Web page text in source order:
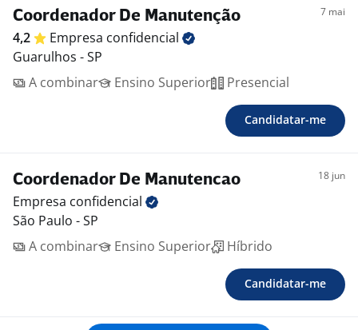
Coordenador De Manutenção 7 mai
4,2 Empresa confidencial
Guarulhos - SP
A combinar
Ensino Superior Presencial
Candidatar-me
Coordenador De Manutencao 18 jun
Empresa confidencial
São Paulo - SP
A combinar
Ensino Superior Híbrido
Candidatar-me